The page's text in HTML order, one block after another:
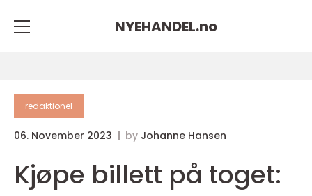
NYEHANDEL.no
redaktionel
06. November 2023 by Johanne Hansen
Kjøpe billett på toget: